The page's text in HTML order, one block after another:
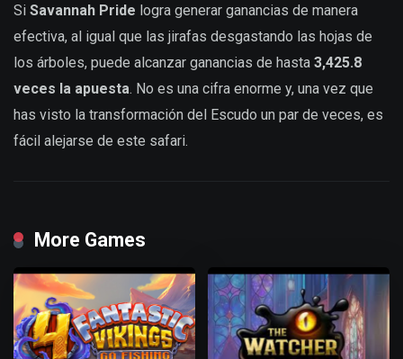
Si Savannah Pride logra generar ganancias de manera
efectiva, al igual que las jirafas desgastando las hojas de
los árboles, puede alcanzar ganancias de hasta 3,425.8
veces la apuesta. No es una cifra enorme y, una vez que
has visto la transformación del Escudo un par de veces, es
fácil alejarse de este safari.
More Games